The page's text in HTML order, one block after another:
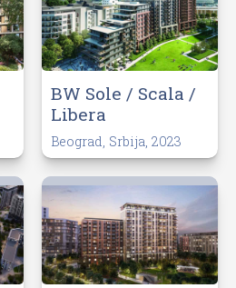
BW Sole / Scala /
Libera
Beograd, Srbija, 2023